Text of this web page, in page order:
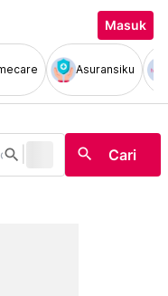
Masuk
Asuransiku
search search Cari